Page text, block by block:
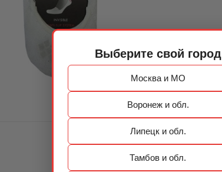
Выберите свой город
Москва и МО
Воронеж и обл.
Липецк и обл.
Тамбов и обл.